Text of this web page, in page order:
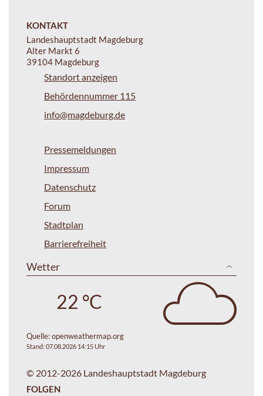
KONTAKT
Landeshauptstadt Magdeburg
Alter Markt 6
39104 Magdeburg
Standort anzeigen
Behördennummer 115
info@magdeburg.de
Pressemeldungen
Impressum
Datenschutz
Forum
Stadtplan
Barrierefreiheit
Wetter
22 °C
Quelle:openweathermap.org
Stand: 07.08.2026 14:15 Uhr
© 2012-2026 Landeshauptstadt Magdeburg
FOLGEN